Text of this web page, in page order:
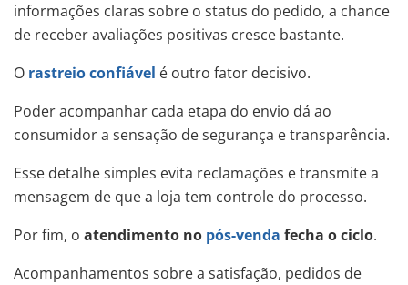
informações claras sobre o status do pedido, a chance
de receber avaliações positivas cresce bastante.
O rastreio confiável é outro fator decisivo.
Poder acompanhar cada etapa do envio dá ao
consumidor a sensação de segurança e transparência.
Esse detalhe simples evita reclamações e transmite a
mensagem de que a loja tem controle do processo.
Por fim, o atendimento no pós-venda fecha o ciclo.
Acompanhamentos sobre a satisfação, pedidos de